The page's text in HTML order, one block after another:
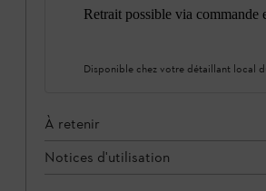
Retrait possible via commande
Disponible chez votre détaillant local
À retenir
Notices d'utilisation